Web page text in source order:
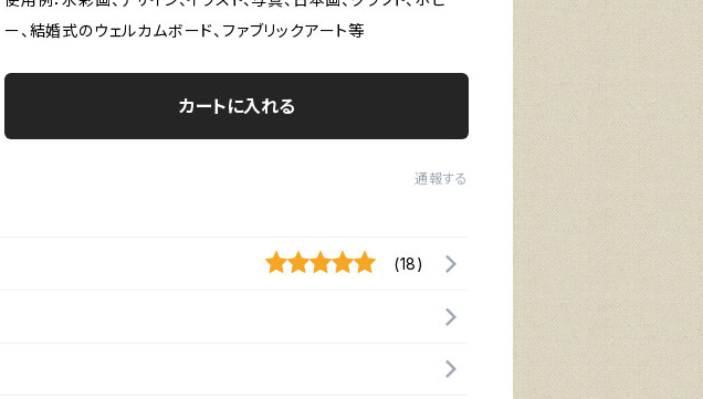
ー、結婚式のウェルカムボード、ファブリックアート等
カートに入れる
通報する
(18)